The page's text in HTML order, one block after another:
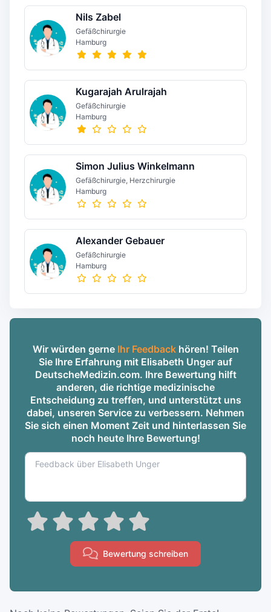
Nils Zabel
Gefäßchirurgie
Hamburg
Kugarajah Arulrajah
Gefäßchirurgie
Hamburg
Simon Julius Winkelmann
Gefäßchirurgie, Herzchirurgie
Hamburg
Alexander Gebauer
Gefäßchirurgie
Hamburg
Wir würden gerne Ihr Feedbackhören! Teilen
Sie Ihre Erfahrung mit Elisabeth Unger auf
DeutscheMedizin.com. Ihre Bewertung hilft
anderen, die richtige medizinische
Entscheidung zu treffen, und unterstützt uns
dabei, unseren Service zu verbessern. Nehmen
Sie sich einen Moment Zeit und hinterlassen Sie
noch heute Ihre Bewertung!
Bewertung schreiben